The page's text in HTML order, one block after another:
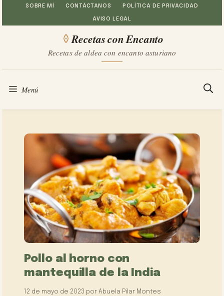
Saltar
al
SOBRE MÍ CONTÁCTANOS POLÍTICA DE PRIVACIDAD
AVISO LEGAL
Recetas con Encanto
Recetas de aldea con encanto asturiano
Menú
Pollo al horno con
mantequilla de la India
12 de mayo de 2023 porAbuela Pilar Montes